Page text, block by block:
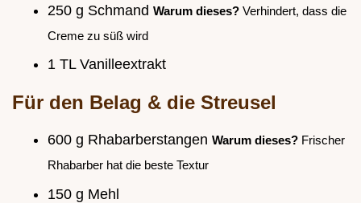
250 g Schmand Warum dieses? Verhindert, dass die
Creme zu süß wird
1 TL Vanilleextrakt
Für den Belag & die Streusel
600 g Rhabarberstangen Warum dieses? Frischer
Rhabarber hat die beste Textur
150 g Mehl